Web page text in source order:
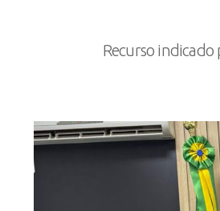
Recurso